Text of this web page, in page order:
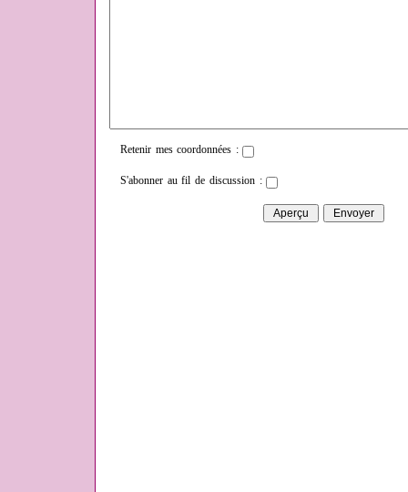
Retenir mes coordonnées :
S'abonner au fil de discussion :